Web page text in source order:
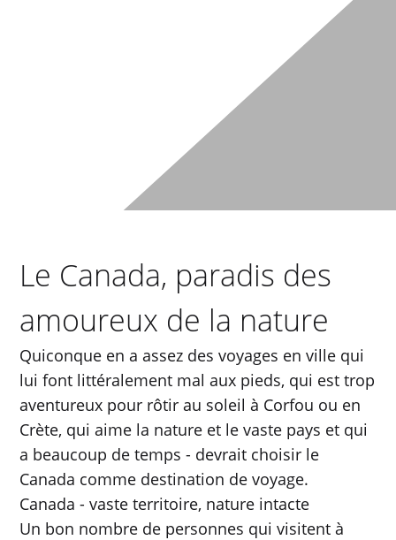
Le Canada, paradis des
amoureux de la nature
Quiconque en a assez des voyages en ville qui
lui font littéralement mal aux pieds, qui est trop
aventureux pour rôtir au soleil à Corfou ou en
Crète, qui aime la nature et le vaste pays et qui
a beaucoup de temps - devrait choisir le
Canada comme destination de voyage.
Canada - vaste territoire, nature intacte
Un bon nombre de personnes qui visitent à